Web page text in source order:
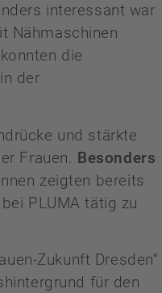
interessant war
Nähmaschinen
die
der
und stärkte
Frauen. Besonders
zeigten bereits
PLUMA tätig zu
Zukunft Dresden“
für den